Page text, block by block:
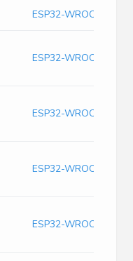
ESP32-WROOM-
ESP32-WROOM-
ESP32-WROOM-
ESP32-WROOM-
ESP32-WROOM-32E